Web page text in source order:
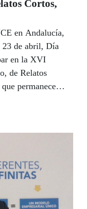
Cortos,
en Andalucía,
de abril, Día
en la XVI
de Relatos
permanecerá
les permita
la
trabajos.